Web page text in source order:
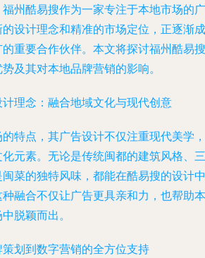
州酷易搜作为一家专注于本地市场的广
设计理念和精准的市场定位，正逐渐成
重要合作伙伴。本文将探讨福州酷易搜
及其对本地品牌营销的影响。
理念：融合地域文化与现代创意
特点，其广告设计不仅注重现代美学，
元素。无论是传统闽都的建筑风格、三
菜的独特风味，都能在酷易搜的设计中
融合不仅让广告更具亲和力，也帮助本
脱颖而出。
划到数字营销的全方位支持